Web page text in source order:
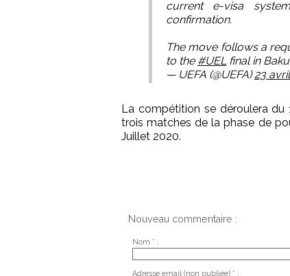
current e-visa
confirmation.
The move follows a
to the #UELfinal in
— UEFA (@UEFA)23
La compétition se déroulera du
trois matches de la phase de
Juillet 2020.
Nouveau commentaire :
Nom * :
Adresse email (non publiée) * :